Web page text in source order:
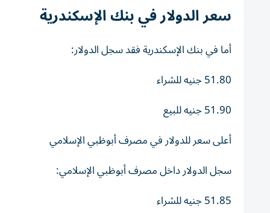
سعر الدولار في بنك الإسكندرية
أما في بنك الإسكندرية فقد سجل الدولار:
51.80 جنيه للشراء
51.90 جنيه للبيع
أعلى سعر للدولار في مصرف أبوظبي الإسلامي
سجل الدولار داخل مصرف أبوظبي الإسلامي:
51.85 جنيه للشراء